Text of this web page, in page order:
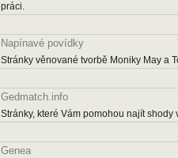
práci.
Napínavé povídky
Stránky věnované tvorbě Moniky May a
Gedmatch.info
Stránky, které Vám pomohou najít
Genea